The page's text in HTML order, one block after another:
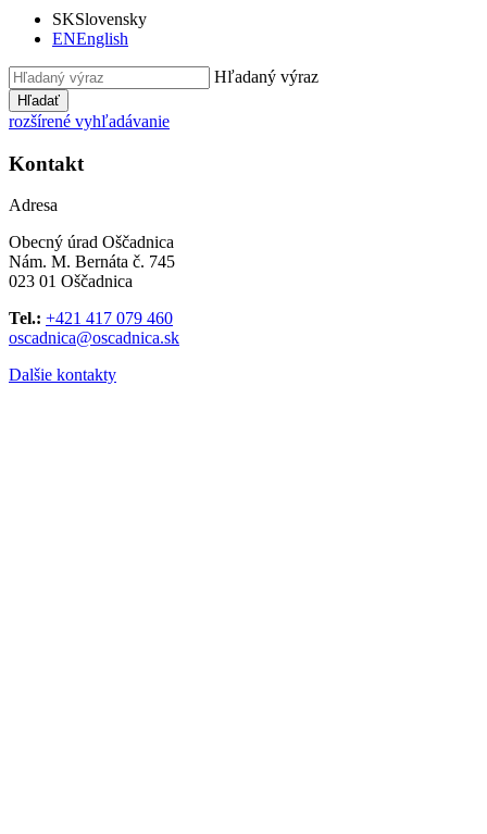
SKSlovensky
ENEnglish
Hľadaný výraz
Hľadať
rozšírené vyhľadávanie
Kontakt
Adresa
Obecný úrad Oščadnica
Nám. M. Bernáta č. 745
023 01 Oščadnica
Tel.: +421 417 079 460
oscadnica@oscadnica.sk
Dalšie kontakty